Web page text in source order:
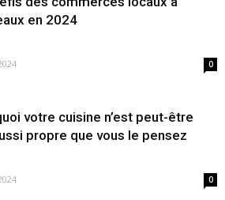
en 2024
0
votre cuisine n’est peut-être
propre que vous le pensez
0